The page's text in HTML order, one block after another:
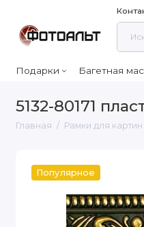
Подарки Багетная
5132-80171
Главная Рамки для картин
Популярное